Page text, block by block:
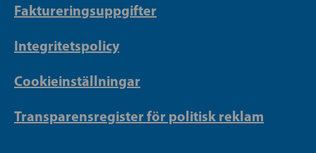
Faktureringsuppgifter
Integritetspolicy
Cookieinställningar
Transparensregister för politisk reklam